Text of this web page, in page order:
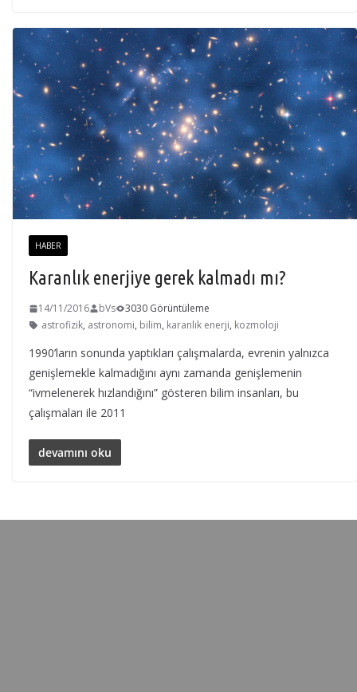
HABER
Karanlık enerjiye gerek kalmadı mı?
14/11/2016 bVs
3030 Görüntüleme
astrofizik, astronomi, bilim, karanlık enerji, kozmoloji
1990’ların sonunda yaptıkları çalışmalarda, evrenin yalnızca
genişlemekle kalmadığını aynı zamanda genişlemenin
“ivmelenerek hızlandığını” gösteren bilim insanları, bu
çalışmaları ile 2011
devamını oku